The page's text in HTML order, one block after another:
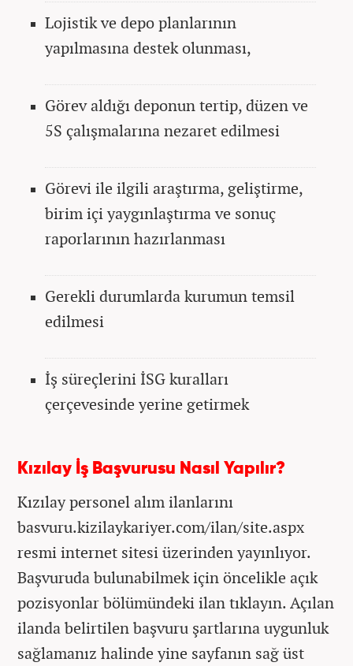
Lojistik ve depo planlarının
yapılmasına destek olunması,
Görev aldığı deponun tertip, düzen ve
5S çalışmalarına nezaret edilmesi
Görevi ile ilgili araştırma, geliştirme,
birim içi yaygınlaştırma ve sonuç
raporlarının hazırlanması
Gerekli durumlarda kurumun temsil
edilmesi
İş süreçlerini İSG kuralları
çerçevesinde yerine getirmek
Kızılay İş Başvurusu Nasıl Yapılır?
Kızılay personel alım ilanlarını
basvuru.kizilaykariyer.com/ilan/site.aspx
resmi internet sitesi üzerinden yayınlıyor.
Başvuruda bulunabilmek için öncelikle açık
pozisyonlar bölümündeki ilan tıklayın. Açılan
ilanda belirtilen başvuru şartlarına uygunluk
sağlamanız halinde yine sayfanın sağ üst